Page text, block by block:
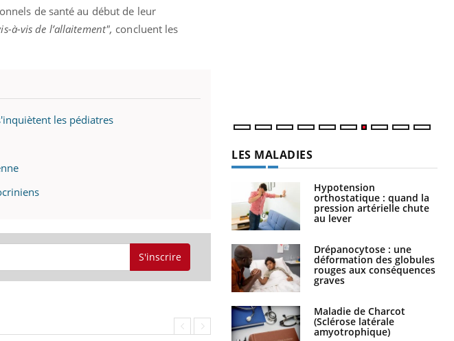
de santé au début de leur
à-vis de l’allaitement", concluent les
les pédiatres
S'inscrire
numérique » permet ...
LES MALADIES
Hypotension
orthostatique : quand la
pression artérielle chute
au lever
Drépanocytose : une
déformation des globules
rouges aux conséquences
graves
Maladie de Charcot
(Sclérose latérale
amyotrophique)